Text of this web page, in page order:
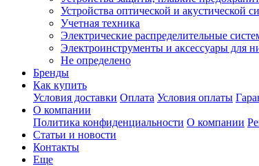
Устройства оптической и акустической
Учетная техника
Электрические распределительные
Электроинструменты и аксессуары для
Не определено
Бренды
Как купить
Условия доставки Оплата Условия оплаты
О компании
Политика конфиденциальности О компании
Статьи и новости
Контакты
Еще